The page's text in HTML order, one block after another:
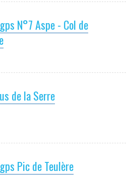
N°7 Aspe - Col de
de la Serre
Pic de Teulère